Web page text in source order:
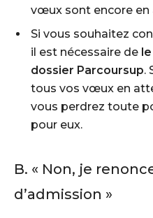
vœux sont encore en
Si vous souhaitez
il est nécessaire de
dossier Parcoursup.
tous vos vœux en
vous perdrez toute
pour eux.
B. « Non, je
d’admission »